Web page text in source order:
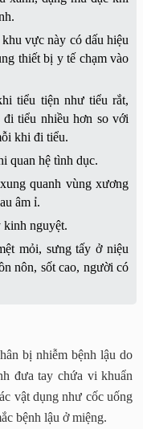
vực này có dấu hiệu
thiết bị y tế chạm vào
tiểu tiện như tiểu rắt,
tiểu nhiều hơn so với
khi đi tiểu.
quan hệ tình dục.
quanh vùng xương
âm ỉ.
nguyệt.
mỏi, sưng tấy ở niệu
nôn, sốt cao, người có
bị nhiễm bệnh lậu do
đưa tay chứa vi khuẩn
vật dụng như cốc uống
bệnh lậu ở miệng.